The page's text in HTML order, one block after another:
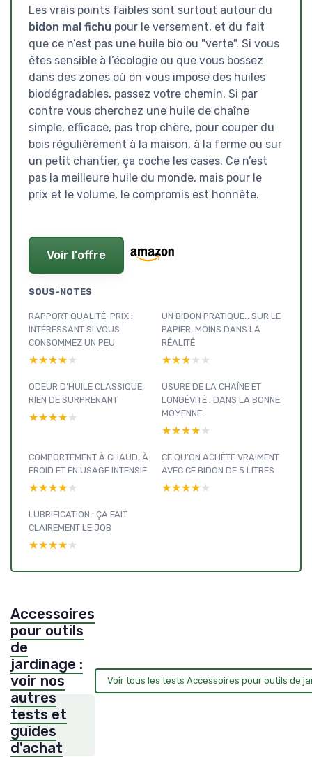
Les vrais points faibles sont surtout autour du
bidon mal fichu pour le versement, et du fait
que ce n’est pas une huile bio ou "verte". Si vous
êtes sensible à l’écologie ou que vous bossez
dans des zones où on vous impose des huiles
biodégradables, passez votre chemin. Si par
contre vous cherchez une huile de chaîne
simple, efficace, pas trop chère, pour couper du
bois régulièrement à la maison, à la ferme ou sur
un petit chantier, ça coche les cases. Ce n’est
pas la meilleure huile du monde, mais pour le
prix et le volume, le compromis est honnête.
Voir l'offre
SOUS-NOTES
RAPPORT QUALITÉ-PRIX :
INTÉRESSANT SI VOUS
CONSOMMEZ UN PEU
★★★★★
★★★★★
UN BIDON PRATIQUE… SUR LE
PAPIER, MOINS DANS LA
RÉALITÉ
★★★★★
★★★★★
ODEUR D’HUILE CLASSIQUE,
RIEN DE SURPRENANT
★★★★★
★★★★★
USURE DE LA CHAÎNE ET
LONGÉVITÉ : DANS LA BONNE
MOYENNE
★★★★★
★★★★★
COMPORTEMENT À CHAUD, À
FROID ET EN USAGE INTENSIF
★★★★★
★★★★★
CE QU’ON ACHÈTE VRAIMENT
AVEC CE BIDON DE 5 LITRES
★★★★★
★★★★★
LUBRIFICATION : ÇA FAIT
CLAIREMENT LE JOB
★★★★★
★★★★★
Accessoires
pour outils
de
jardinage :
voir nos
autres
tests et
guides
d'achat
Voir tous les tests Accessoires pour outils de